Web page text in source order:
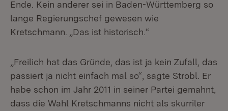
Ende. Kein anderer sei in Baden-Württemberg so
lange Regierungschef gewesen wie
Kretschmann. „Das ist historisch.“
„Freilich hat das Gründe, das ist ja kein Zufall, das
passiert ja nicht einfach mal so“, sagte Strobl. Er
habe schon im Jahr 2011 in seiner Partei gemahnt,
dass die Wahl Kretschmanns nicht als skurriler